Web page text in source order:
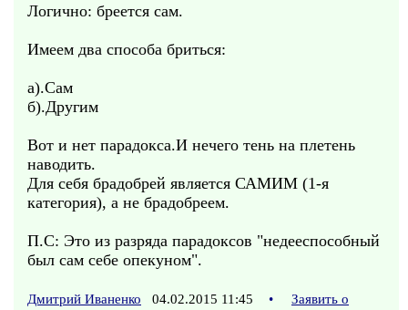
Логично: бреется сам.
Имеем два способа бриться:
а).Сам
б).Другим
Вот и нет парадокса.И нечего тень на плетень
наводить.
Для себя брадобрей является САМИМ (1-я
категория), а не брадобреем.
П.С: Это из разряда парадоксов "недееспособный
был сам себе опекуном".
Дмитрий Иваненко 04.02.2015 11:45 •
Заявить о